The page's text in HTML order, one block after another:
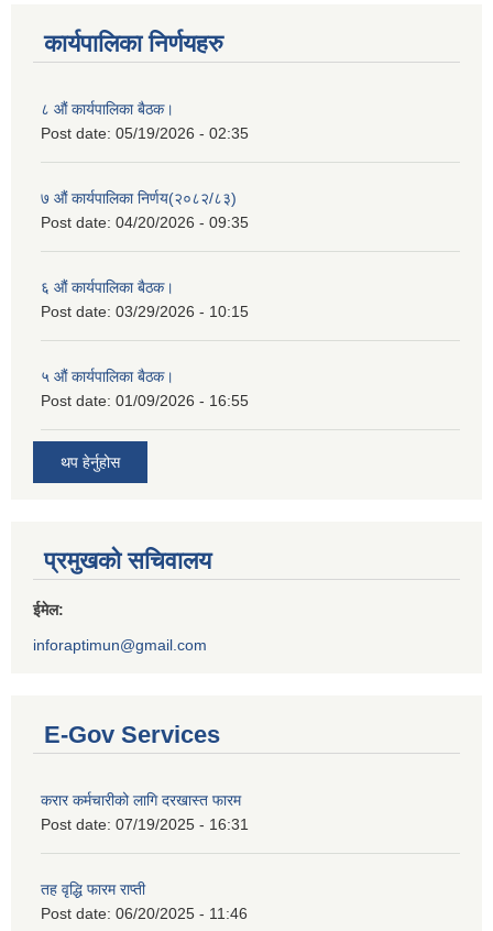
कार्यपालिका निर्णयहरु
८ औं कार्यपालिका बैठक।
Post date: 05/19/2026 - 02:35
७ औं कार्यपालिका निर्णय(२०८२/८३)
Post date: 04/20/2026 - 09:35
६ औं कार्यपालिका बैठक।
Post date: 03/29/2026 - 10:15
५ औं कार्यपालिका बैठक।
Post date: 01/09/2026 - 16:55
थप हेर्नुहोस
प्रमुखको सचिवालय
ईमेल:
inforaptimun@gmail.com
E-Gov Services
करार कर्मचारीको लागि दरखास्त फारम
Post date: 07/19/2025 - 16:31
तह वृद्धि फारम राप्ती
Post date: 06/20/2025 - 11:46